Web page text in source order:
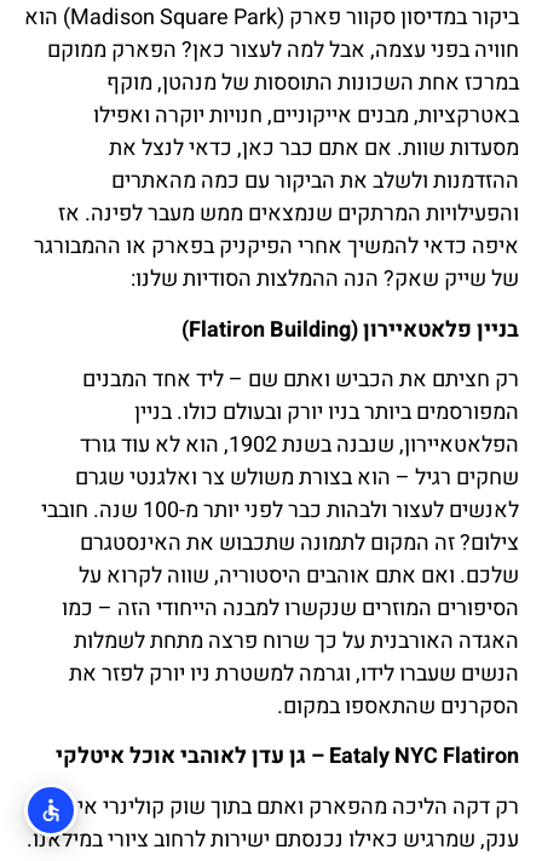
ביקור במדיסון סקוור פארק (Madison Square Park) הוא
חוויה בפני עצמה, אבל למה לעצור כאן? הפארק ממוקם
במרכז אחת השכונות התוססות של מנהטן, מוקף
באטרקציות, מבנים אייקוניים, חנויות יוקרה ואפילו
מסעדות שוות. אם אתם כבר כאן, כדאי לנצל את
ההזדמנות ולשלב את הביקור עם כמה מהאתרים
והפעילויות המרתקים שנמצאים ממש מעבר לפינה. אז
איפה כדאי להמשיך אחרי הפיקניק בפארק או ההמבורגר
של שייק שאק? הנה ההמלצות הסודיות שלנו:
בניין פלאטאיירון (Flatiron Building)
רק חציתם את הכביש ואתם שם – ליד אחד המבנים
המפורסמים ביותר בניו יורק ובעולם כולו. בניין
הפלאטאיירון, שנבנה בשנת 1902, הוא לא עוד גורד
שחקים רגיל – הוא בצורת משולש צר ואלגנטי שגרם
לאנשים לעצור ולבהות כבר לפני יותר מ-100 שנה. חובבי
צילום? זה המקום לתמונה שתכבוש את האינסטגרם
שלכם. ואם אתם אוהבים היסטוריה, שווה לקרוא על
הסיפורים המוזרים שנקשרו למבנה הייחודי הזה – כמו
האגדה האורבנית על כך שרוח פרצה מתחת לשמלות
הנשים שעברו לידו, וגרמה למשטרת ניו יורק לפזר את
הסקרנים שהתאספו במקום.
Eataly NYC Flatiron – גן עדן לאוהבי אוכל איטלקי
רק דקה הליכה מהפארק ואתם בתוך שוק קולינרי איטלקי
ענק, שמרגיש כאילו נכנסתם ישירות לרחוב ציורי במילאנו.